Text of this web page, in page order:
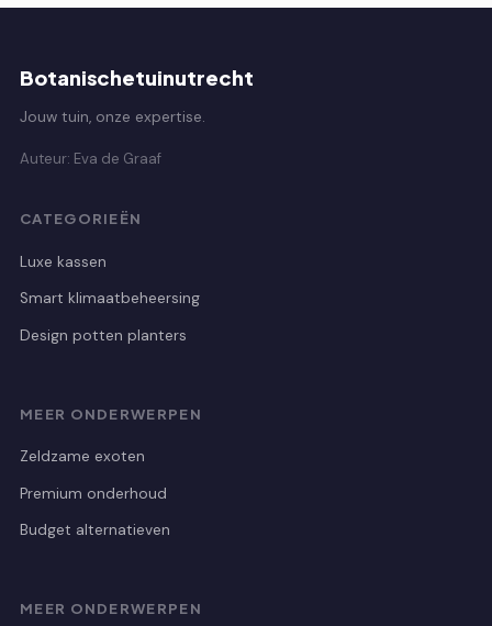
Botanischetuinutrecht
Jouw tuin, onze expertise.
Auteur: Eva de Graaf
CATEGORIEËN
Luxe kassen
Smart klimaatbeheersing
Design potten planters
MEER ONDERWERPEN
Zeldzame exoten
Premium onderhoud
Budget alternatieven
MEER ONDERWERPEN